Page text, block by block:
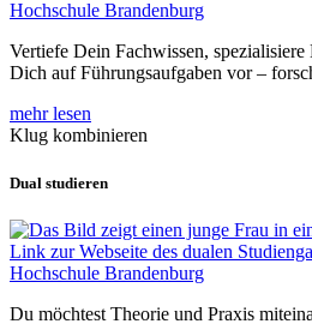
Vertiefe Dein Fachwissen,
Dich auf Führungsaufgaben vor –
mehr lesen
Klug kombinieren
Dual studieren
Du möchtest Theorie und Praxis